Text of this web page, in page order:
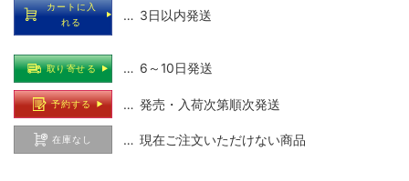
カートに入
れる
… 3日以内発送
取り寄せる … 6～10日発送
予約する … 発売・入荷次第順次発送
在庫なし … 現在ご注文いただけない商品